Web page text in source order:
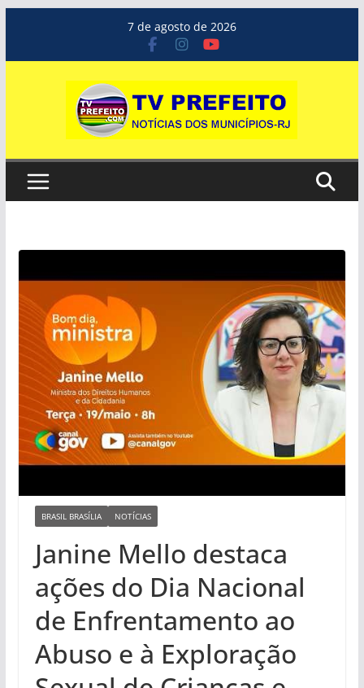
o
7 de agosto de 2026
BRASIL BRASÍLIA NOTÍCIAS
Janine Mello destaca
ações do Dia Nacional
de Enfrentamento ao
Abuso e à Exploração